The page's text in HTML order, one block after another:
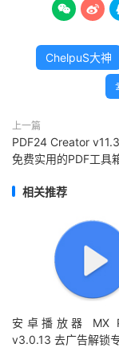
 
ChelpuS大神
上一篇
PDF24 Creator
免费实用的PDF工具
相关推荐
安卓播放器 MX
v3.0.13 去广告解锁